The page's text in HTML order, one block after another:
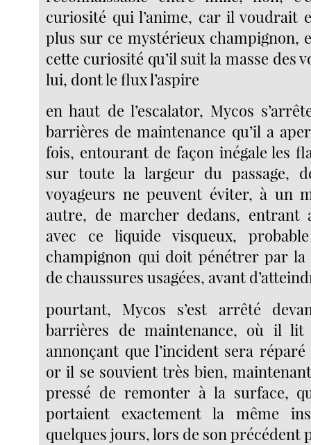
curiosité qui l’anime, car il voudrait
plus sur ce mystérieux champignon,
cette curiosité qu’il suit la masse des
lui, dont le flux l’aspire
en haut de l’escalator, Mycos
barrières de maintenance qu’il a
fois, entourant de façon inégale les
sur toute la largeur du passage,
voyageurs ne peuvent éviter, à un
autre, de marcher dedans, entrant
avec ce liquide visqueux,
champignon qui doit pénétrer par la
de chaussures usagées, avant
pourtant, Mycos s’est arrêté
barrières de maintenance, où il
annonçant que l’incident sera
or il se souvient très bien,
pressé de remonter à la surface,
portaient exactement la même
quelques jours, lors de son précédent